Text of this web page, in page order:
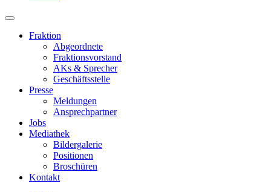
Fraktion
Abgeordnete
Fraktions­vorstand
AKs & Sprecher
Geschäftsstelle
Presse
Meldungen
Ansprechpartner
Jobs
Mediathek
Bildergalerie
Positionen
Broschüren
Kontakt